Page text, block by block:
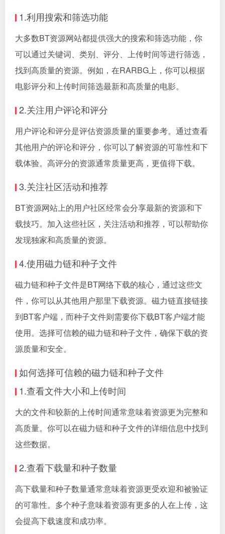
1.利用搜索和筛选功能
大多数BT资源网站都提供强大的搜索和筛选功能，你
可以通过关键词、类别、评分、上传时间等进行筛选，
找到高质量的资源。例如，在RARBG上，你可以根据
电影评分和上传时间筛选最新和高质量的电影。
2.关注用户评论和评分
用户评论和评分是评估资源质量的重要参考。通过查看
其他用户的评论和评分，你可以了解资源的可靠性和下
载体验。高评分的资源通常质量更高，更值得下载。
3.关注社区活动和推荐
BT资源网站上的用户社区经常会分享最新的资源和下
载技巧。加入这些社区，关注活动和推荐，可以帮助你
发现独家和高质量的资源。
4.使用磁力链和种子文件
磁力链和种子文件是BT网络下载的核心，通过这些文
件，你可以从其他用户那里下载资源。磁力链直接链接
到BT客户端，而种子文件则需要你下载BT客户端才能
使用。选择可信赖的磁力链和种子文件，确保下载的资
源质量和安全。
如何选择可信赖的磁力链和种子文件
1.查看文件大小和上传时间
大的文件和较新的上传时间通常意味着资源更为完整和
高质量。你可以在磁力链和种子文件的详细信息中找到
这些数据。
2.查看下载量和种子数量
高下载量和种子数量通常意味着资源更受欢迎和被验证
的可靠性。多个种子意味着资源有更多的人在上传，这
会提高下载速度和成功率。